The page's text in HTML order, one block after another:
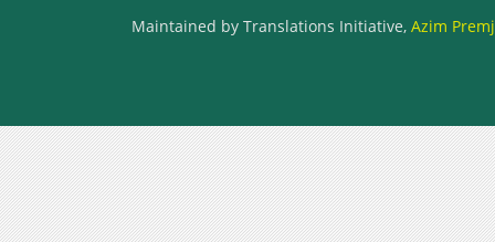
Maintained by Translations Initiative, Azim